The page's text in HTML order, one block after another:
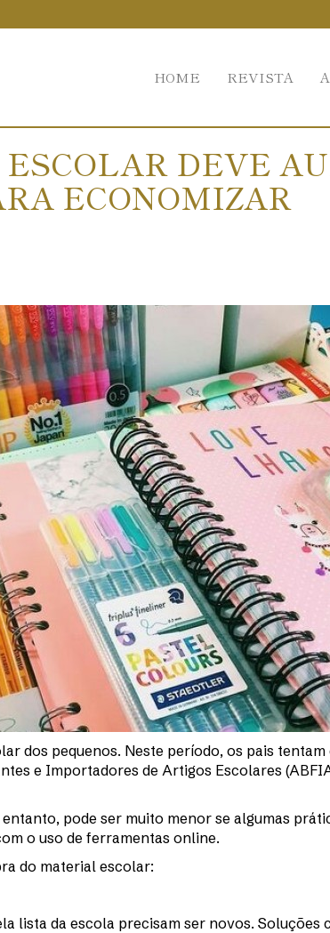
HOME REVISTA
DEVE
ECONOMIZAR
dos pequenos. Neste período, os pais
e Importadores de Artigos Escolares
pode ser muito menor se algumas
o uso de ferramentas online.
do material escolar:
lista da escola precisam ser novos.